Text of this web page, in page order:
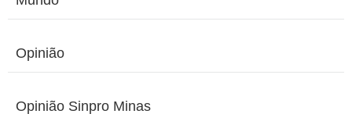
Opinião
Opinião Sinpro Minas